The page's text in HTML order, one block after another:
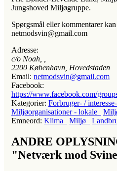
Jungshoved Miljøgruppe.
Spørgsmål eller kommentarer
netmodsvin@gmail.com
Adresse:
c/o Noah
2200 København, Hovedstaden
Email: netmodsvin@gmail.com
Facebook:
https://www.facebook.com/
Kategorier: Forbruger- /
Miljøorganisationer - lokale
Emneord: Klima Miljø
ANDRE
"Netværk mod